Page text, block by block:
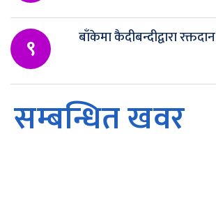
९ बाँकेमा कैदीबन्दीद्वारा रक्तदान
सम्बन्धित खवर